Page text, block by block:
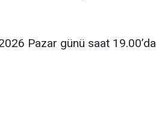
Pazar günü saat 19.00’da